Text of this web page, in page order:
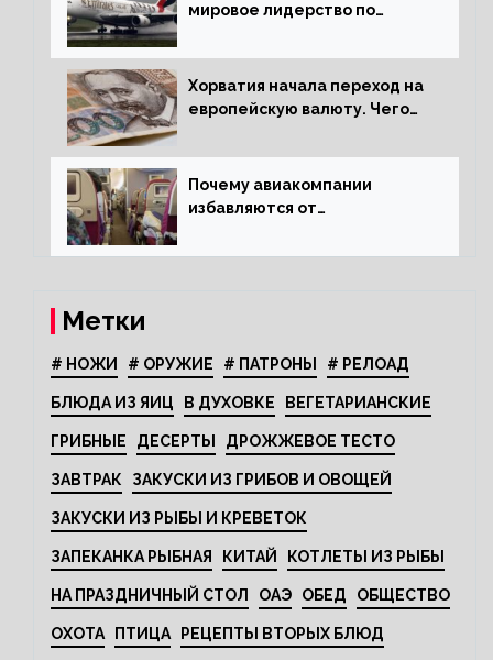
мировое лидерство по
Хорватия начала переход на
европейскую валюту. Чего
Почему авиакомпании
избавляются от
Метки
# НОЖИ # ОРУЖИЕ # ПАТРОНЫ # РЕЛОАД
БЛЮДА ИЗ ЯИЦ В ДУХОВКЕ ВЕГЕТАРИАНСКИЕ
ГРИБНЫЕ ДЕСЕРТЫ ДРОЖЖЕВОЕ ТЕСТО
ЗАВТРАК ЗАКУСКИ ИЗ ГРИБОВ И ОВОЩЕЙ
ЗАКУСКИ ИЗ РЫБЫ И КРЕВЕТОК
ЗАПЕКАНКА РЫБНАЯ КИТАЙ КОТЛЕТЫ ИЗ РЫБЫ
НА ПРАЗДНИЧНЫЙ СТОЛ ОАЭ ОБЕД ОБЩЕСТВО
ОХОТА ПТИЦА РЕЦЕПТЫ ВТОРЫХ БЛЮД